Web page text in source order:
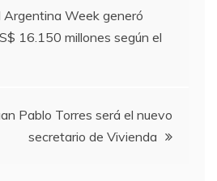
A
p
Argentina Week generó
16.150 millones según el
Pablo Torres será el nuevo
secretario de Vivienda